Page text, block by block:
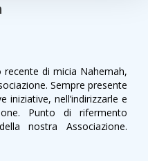
di micia Nahemah,
Sempre presente
nell’indirizzarle e
Punto di rifermento
nostra Associazione.